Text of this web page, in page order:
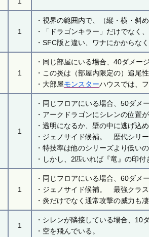
1
・視界の範囲内で、（縦・横・斜
・「ドラゴンキラー」だけでなく
・SFC版と違い、ワナにかからな
1
・同じ部屋にいる場合、40ダメー
・この炎は（部屋内限定の）追尾
・大部屋モンスターハウスでは、
1
・同じフロアにいる場合、50ダメ
・アークドラゴンにシレンの位置
・透明になるか、壁の中に逃げ込
・ジェノサイド候補。 歴代シリー
・特技率は他のシリーズより低い
・しかし、2匹いれば『竜』の印
1
・同じフロアにいる場合、60ダメ
・ジェノサイド候補。 最強クラ
・炎だけでなく通常攻撃の威力も
1
・シレンが隣接している場合、10
・空を飛んでいる。